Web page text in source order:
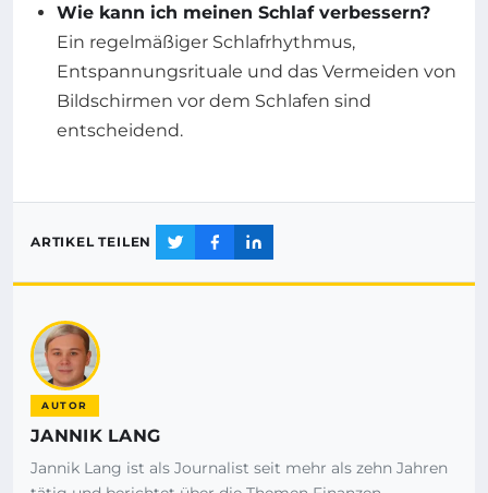
Wie kann ich meinen Schlaf verbessern?
Ein regelmäßiger Schlafrhythmus,
Entspannungsrituale und das Vermeiden von
Bildschirmen vor dem Schlafen sind
entscheidend.
ARTIKEL TEILEN
AUTOR
JANNIK LANG
Jannik Lang ist als Journalist seit mehr als zehn Jahren